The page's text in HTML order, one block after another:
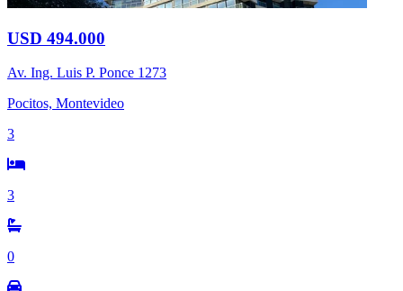
USD 494.000
Av. Ing. Luis P. Ponce 1273
Pocitos, Montevideo
3
3
0